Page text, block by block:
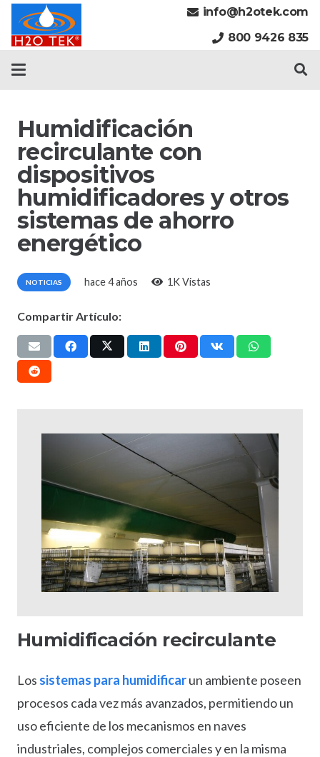
info@h2otek.com
800 9426 835
Humidificación
recirculante con
dispositivos
humidificadores y otros
sistemas de ahorro
energético
NOTICIAS hace 4 años 1KVistas
Compartir Artículo:
Humidificación recirculante
Los sistemas para humidificarun ambiente poseen
procesos cada vez más avanzados, permitiendo un
uso eficiente de los mecanismos en naves
industriales, complejos comerciales y en la misma